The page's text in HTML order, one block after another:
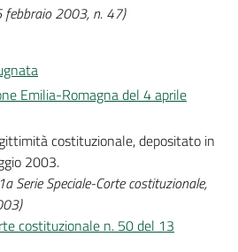
febbraio 2003, n. 47)
Emilia-Romagna del 4 aprile
costituzionale, depositato in
2003.
Serie Speciale-Corte costituzionale,
costituzionale n. 50 del 13